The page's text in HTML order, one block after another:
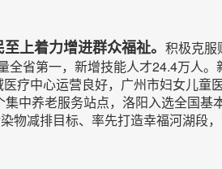
至上着力增进群众福祉。 积极克服
全省第一，新增技能人才24.4万人
疗中心运营良好，广州市妇女儿童
集中养老服务站点，洛阳入选全国
物减排目标、率先打造幸福河湖段